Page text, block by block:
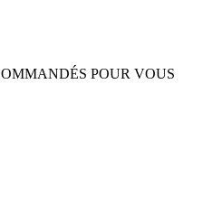
POUR VOUS